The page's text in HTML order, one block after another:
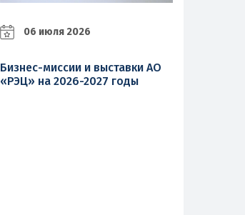
06 июля 2026
Бизнес-миссии и выставки АО
«РЭЦ» на 2026-2027 годы